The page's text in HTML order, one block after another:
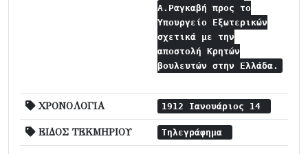
Α.Ραγκαβή προς το
Υπουργείο Εξωτερικών
σχετικά με την
αποστολή Κρητών
βουλευτών στην Ελλάδα.
ΧΡΟΝΟΛΟΓΙΑ 1912 Ιανουάριος 14
ΕΙΔΟΣ ΤΕΚΜΗΡΙΟΥ Τηλεγράφημα